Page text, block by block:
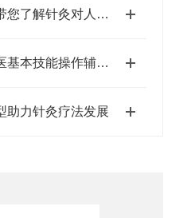
针灸铜人带您了解针灸对人体带来的作用
开放式中医基本技能操作辅助教学系统的应用优势分析
助力针灸疗法发展